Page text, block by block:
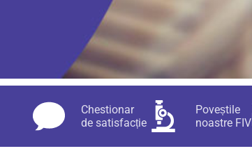
Chestionar
de satisfacție
Poveștile
noastre FIV